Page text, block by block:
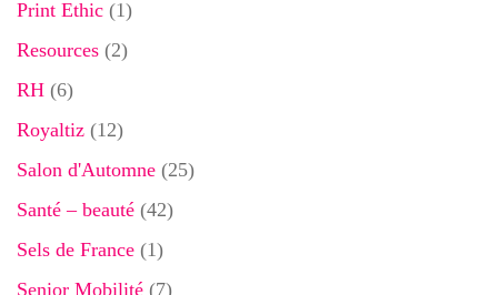
Print Ethic (1)
Resources (2)
RH (6)
Royaltiz (12)
Salon d'Automne (25)
Santé – beauté (42)
Sels de France (1)
Senior Mobilité (7)